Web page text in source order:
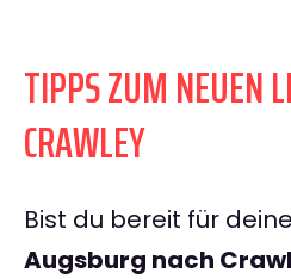
TIPPS ZUM NEUEN
CRAWLEY
Bist du bereit für
Augsburg nach